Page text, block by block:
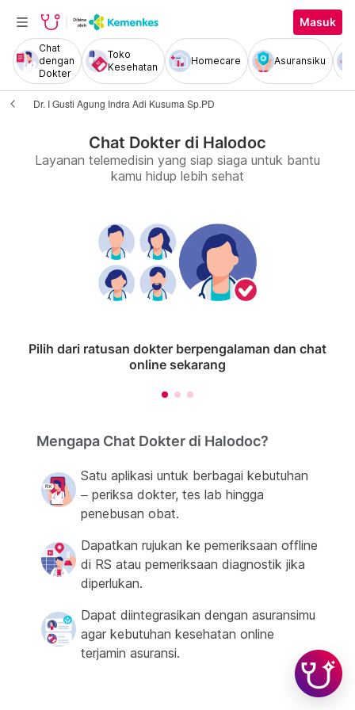
Masuk
Chat
dengan
Dokter
Toko
Kesehatan
Homecare Asuransiku
Dr. I Gusti Agung Indra Adi Kusuma Sp.PD
Chat Dokter di Halodoc
Layanan telemedisin yang siap siaga untuk bantu
kamu hidup lebih sehat
Pilih dari ratusan dokter berpengalaman dan chat
online sekarang
Mengapa Chat Dokter di Halodoc?
Satu aplikasi untuk berbagai kebutuhan
– periksa dokter, tes lab hingga
penebusan obat.
Dapatkan rujukan ke pemeriksaan offline
di RS atau pemeriksaan diagnostik jika
diperlukan.
Dapat diintegrasikan dengan asuransimu
agar kebutuhan kesehatan online
terjamin asuransi.